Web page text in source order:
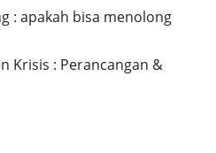
: apakah bisa menolong
Krisis : Perancangan &